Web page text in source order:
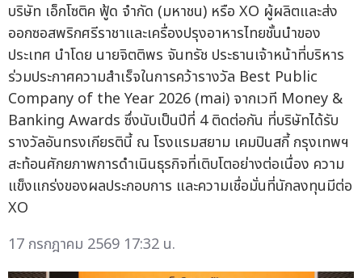
บริษัท เอ็กโซติค ฟู้ด จำกัด (มหาชน) หรือ XO ผู้ผลิตและส่ง
ออกซอสพริกศรีราชาและเครื่องปรุงอาหารไทยชั้นนำของ
ประเทศ นำโดย นายจิตติพร จันทรัช ประธานเจ้าหน้าที่บริหาร
ร่วมประกาศความสำเร็จในการคว้ารางวัล Best Public
Company of the Year 2026 (mai) จากเวที Money &
Banking Awards ซึ่งนับเป็นปีที่ 4 ติดต่อกัน ที่บริษัทได้รับ
รางวัลอันทรงเกียรตินี้ ณ โรงแรมสยาม เคมปินสกี้ กรุงเทพฯ
สะท้อนศักยภาพการดำเนินธุรกิจที่เติบโตอย่างต่อเนื่อง ความ
แข็งแกร่งของผลประกอบการ และความเชื่อมั่นที่นักลงทุนมีต่อ
XO
17 กรกฎาคม 2569 17:32 น.